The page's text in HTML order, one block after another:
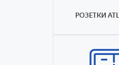
РОЗЕТКИ